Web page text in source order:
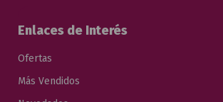
Enlaces de Interés
Ofertas
Más Vendidos